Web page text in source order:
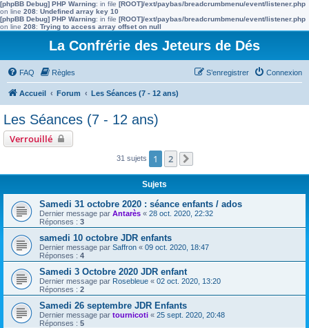
[phpBB Debug] PHP Warning: in file [ROOT]/ext/paybas/breadcrumbmenu/event/listener.php
on line 208: Undefined array key 10
[phpBB Debug] PHP Warning: in file [ROOT]/ext/paybas/breadcrumbmenu/event/listener.php
on line 208: Trying to access array offset on null
La Confrérie des Jeteurs de Dés
FAQ Règles Connexion
S’enregistrer
Accueil Forum Les Séances (7 - 12 ans)
Les Séances (7 - 12 ans)
Verrouillé
31 sujets 1 2
Sujets
Samedi 31 octobre 2020 : séance enfants / ados
Dernier message par Antarès « 28 oct. 2020, 22:32
Réponses : 3
samedi 10 octobre JDR enfants
Dernier message par Saffron « 09 oct. 2020, 18:47
Réponses : 4
Samedi 3 Octobre 2020 JDR enfant
Dernier message par Rosebleue « 02 oct. 2020, 13:20
Réponses : 2
Samedi 26 septembre JDR Enfants
Dernier message par tournicoti « 25 sept. 2020, 20:48
Réponses : 5